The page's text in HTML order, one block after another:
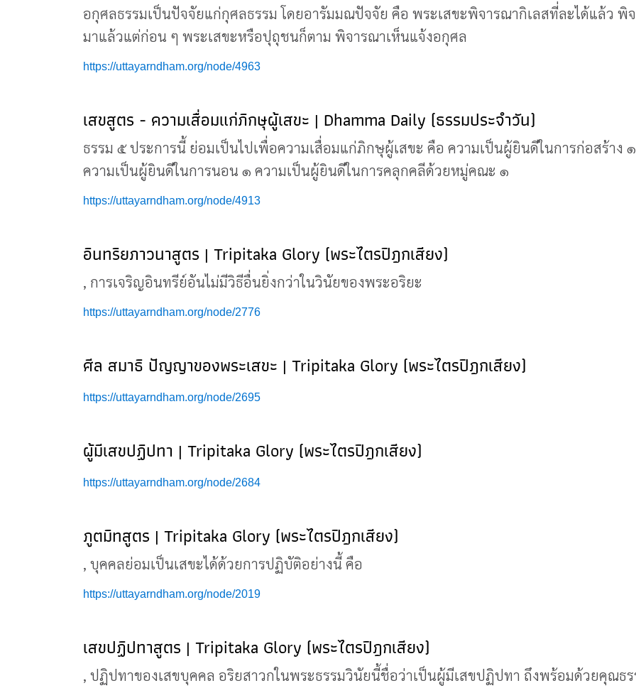
อกุศลธรรมเป็นปัจจัยแก่กุศลธรรม โดยอารัมมณปัจจัย คือ พระเสขะพิจารณากิเลสที่ละได้แล้ว พิ
มาแล้วแต่ก่อน ๆ พระเสขะหรือปุถุชนก็ตาม พิจารณาเห็นแจ้งอกุศล
https://uttayarndham.org/node/4963
เสขสูตร - ความเสื่อมแก่ภิกษุผู้เสขะ | Dhamma Daily (ธรรมประจำวัน)
ธรรม ๕ ประการนี้ ย่อมเป็นไปเพื่อความเสื่อมแก่ภิกษุผู้เสขะ คือ ความเป็นผู้ยินดีในการก่อสร้าง
ความเป็นผู้ยินดีในการนอน ๑ ความเป็นผู้ยินดีในการคลุกคลีด้วยหมู่คณะ ๑
https://uttayarndham.org/node/4913
อินทริยภาวนาสูตร | Tripitaka Glory (พระไตรปิฎกเสียง)
, การเจริญอินทรีย์อันไม่มีวิธีอื่นยิ่งกว่าในวินัยของพระอริยะ
https://uttayarndham.org/node/2776
ศีล สมาธิ ปัญญาของพระเสขะ | Tripitaka Glory (พระไตรปิฎกเสียง)
https://uttayarndham.org/node/2695
ผู้มีเสขปฏิปทา | Tripitaka Glory (พระไตรปิฎกเสียง)
https://uttayarndham.org/node/2684
ภูตมิทสูตร | Tripitaka Glory (พระไตรปิฎกเสียง)
, บุคคลย่อมเป็นเสขะได้ด้วยการปฏิบัติอย่างนี้ คือ
https://uttayarndham.org/node/2019
เสขปฏิปทาสูตร | Tripitaka Glory (พระไตรปิฎกเสียง)
, ปฏิปทาของเสขบุคคล อริยสาวกในพระธรรมวินัยนี้ชื่อว่าเป็นผู้มีเสขปฏิปทา ถึงพร้อมด้วยคุณธร